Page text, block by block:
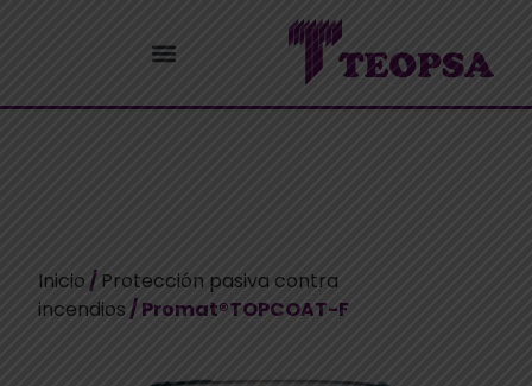
Inicio/Protección pasiva contra
incendios/ Promat®TOPCOAT-F